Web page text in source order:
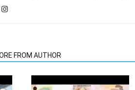
FROM AUTHOR